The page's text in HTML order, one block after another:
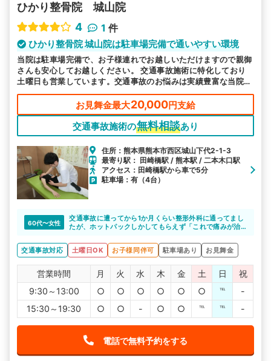
ひかり整骨院 城山院
4
1 件
ひかり整骨院 城山院は駐車場完備で通いやすい環境
当院は駐車場完備で、お子様連れでお越しいただけますので親御
さんも安心してお越しください。 交通事故施術に特化しており
土曜日も営業しています。交通事故のお悩みは実績豊富な当院へ
お任せください。
お見舞金最大20,000円支給
交通事故施術の無料相談あり
住所：熊本県熊本市西区城山下代2-1-3
最寄り駅： 田崎橋駅 / 熊本駅 / 二本木口駅
アクセス：田崎橋駅から車で5分
駐車場：有（4台）
60代〜女性
交通事故に遭ってから1か月くらい整形外科に通ってまし
たが、ホットパックしかしてもらえず「これで痛みが治
ひかり整骨院さんに相談した所、施術できると言っても
らえたので、通い始めたら痛い所がどこか分からなかっ
した。先生たちもその都度話をしっかりと聞いてくれ一
生懸命してくれます。ひかり整骨院の先生方いつもあり
がとうございます。
交通事故対応 土曜日OK お子様同伴可 駐車場あり お見舞金
営業時間 月 火 水 木 金 土 日
祝
9:30～13:00
○ ○ ○ ○ ○ ○ ℡
-
15:30～19:30
○ ○ - ○ ○ ℡ ℡ -
電話で無料予約をする